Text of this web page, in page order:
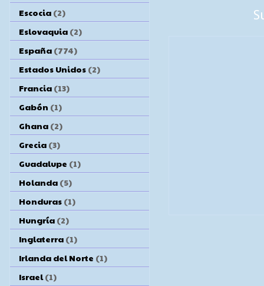
Escocia (2)
Eslovaquia (2)
España (774)
Estados Unidos (2)
Francia (13)
Gabón (1)
Ghana (2)
Grecia (3)
Guadalupe (1)
Holanda (5)
Honduras (1)
Hungría (2)
Inglaterra (1)
Irlanda del Norte (1)
Israel (1)